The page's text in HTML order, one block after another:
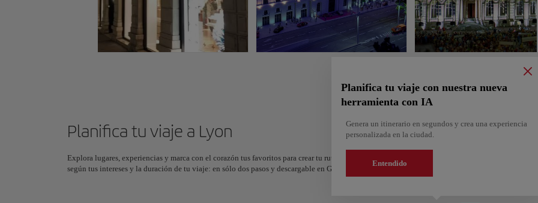
Planifica tu viaje a Lyon
Explora lugares, experiencias y marca con el corazón tus favoritos para crear tu ruta y compartirla. ¿Quieres más ideas? Obtén un itinerario
según tus intereses y la duración de tu viaje: en sólo dos pasos y descargable en Google Maps.
Planifica tu viaje con nuestra nueva
herramienta con IA
Genera un itinerario en segundos y crea una experiencia
personalizada en la ciudad.
Entendido